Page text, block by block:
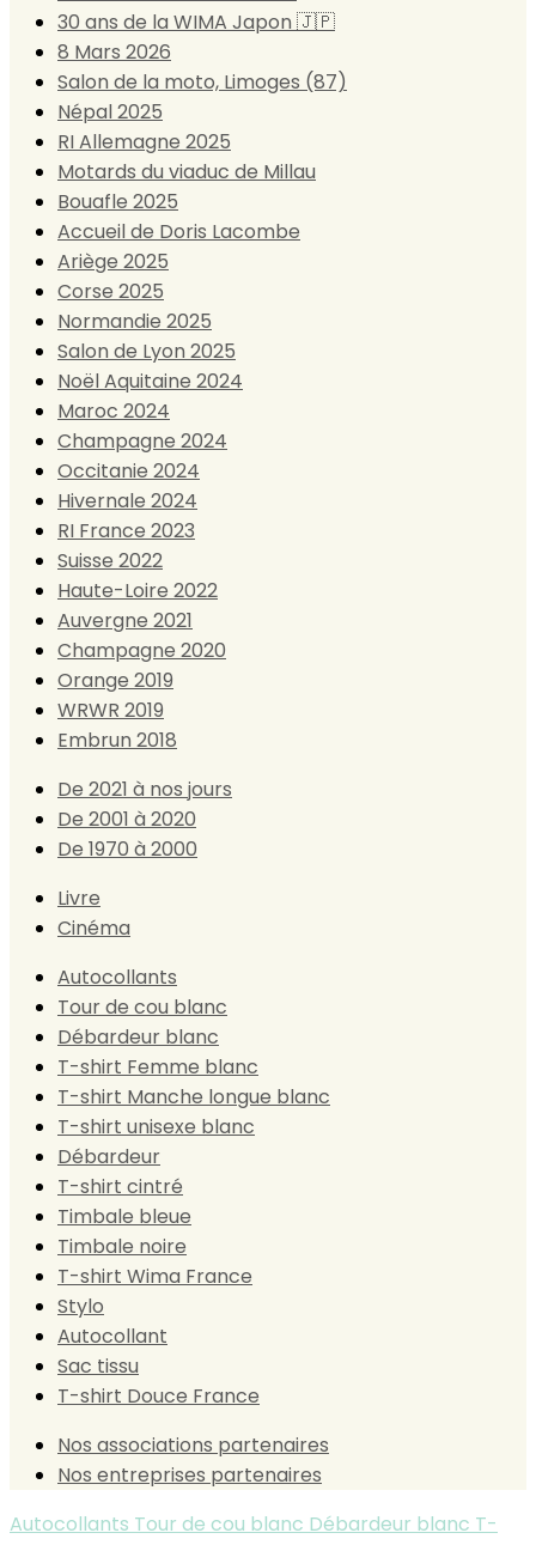
30 ans de la WIMA Japon 🇯🇵
8 Mars 2026
Salon de la moto, Limoges (87)
Népal 2025
RI Allemagne 2025
Motards du viaduc de Millau
Bouafle 2025
Accueil de Doris Lacombe
Ariège 2025
Corse 2025
Normandie 2025
Salon de Lyon 2025
Noël Aquitaine 2024
Maroc 2024
Champagne 2024
Occitanie 2024
Hivernale 2024
RI France 2023
Suisse 2022
Haute-Loire 2022
Auvergne 2021
Champagne 2020
Orange 2019
WRWR 2019
Embrun 2018
De 2021 à nos jours
De 2001 à 2020
De 1970 à 2000
Livre
Cinéma
Autocollants
Tour de cou blanc
Débardeur blanc
T-shirt Femme blanc
T-shirt Manche longue blanc
T-shirt unisexe blanc
Débardeur
T-shirt cintré
Timbale bleue
Timbale noire
T-shirt Wima France
Stylo
Autocollant
Sac tissu
T-shirt Douce France
Nos associations partenaires
Nos entreprises partenaires
Autocollants Tour de cou blanc Débardeur blanc T-